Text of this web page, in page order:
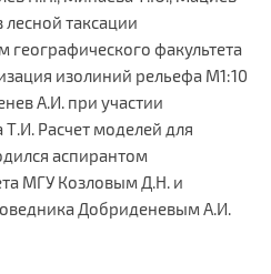
таксации
географического факультета
изолиний рельефа М1:10
А.И. при участии
Расчет моделей для
аспирантом
МГУ Козловым Д.Н. и
Добриденевым А.И.